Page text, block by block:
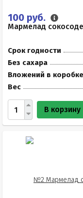
100 руб.
Мармелад
Срок годности
Без сахара
Вложений в коробке
Вес
В корзину